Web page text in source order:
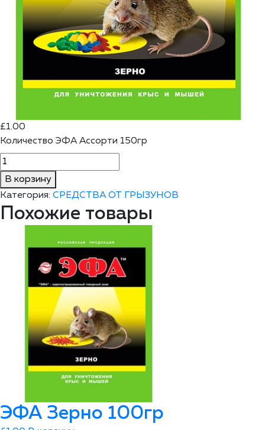
£1.00
Количество ЭФА Ассорти 150гр
В корзину
Категория: СРЕДСТВА ОТ ГРЫЗУНОВ
Похожие товары
ЭФА Зерно 100гр